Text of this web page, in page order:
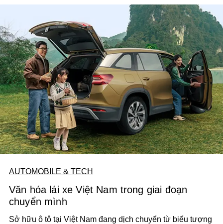
AUTOMOBILE & TECH
Văn hóa lái xe Việt Nam trong giai đoạn
chuyển mình
Sở hữu ô tô tại Việt Nam đang dịch chuyển từ biểu tượng